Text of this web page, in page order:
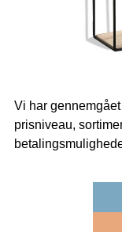
Vi har
prisniveau,